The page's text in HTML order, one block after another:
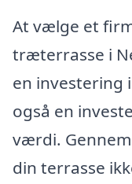
At vælge et
træterrasse i
en investering
også en
værdi.
din terrasse